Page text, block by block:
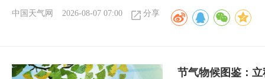
中国天气网 2026-08-07 07:00 分享
节气物候图鉴：